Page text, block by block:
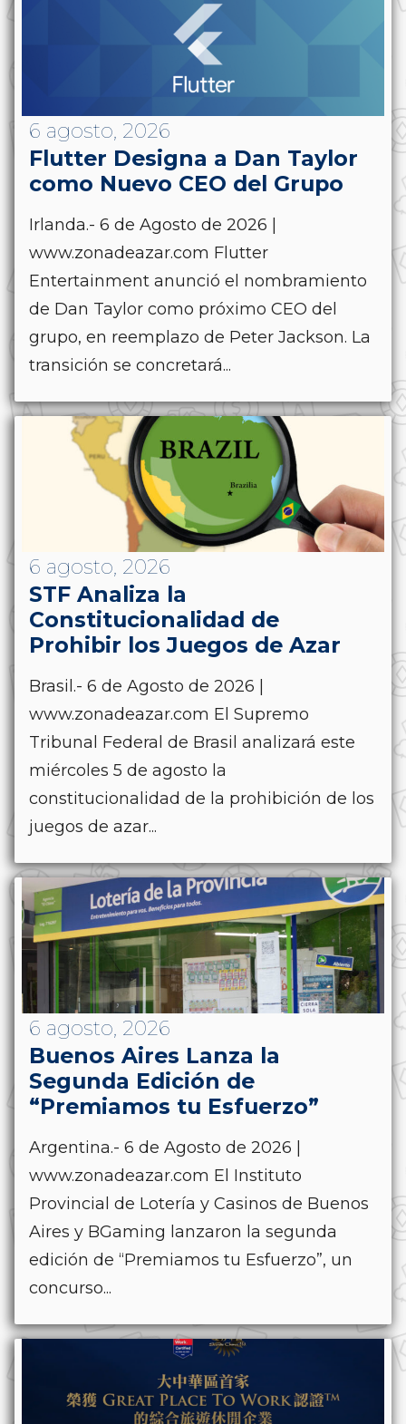
6 agosto, 2026
Flutter Designa a Dan Taylor
como Nuevo CEO del Grupo
Irlanda.- 6 de Agosto de 2026 |
www.zonadeazar.com Flutter
Entertainment anunció el nombramiento
de Dan Taylor como próximo CEO del
grupo, en reemplazo de Peter Jackson. La
transición se concretará...
6 agosto, 2026
STF Analiza la
Constitucionalidad de
Prohibir los Juegos de Azar
Brasil.- 6 de Agosto de 2026 |
www.zonadeazar.com El Supremo
Tribunal Federal de Brasil analizará este
miércoles 5 de agosto la
constitucionalidad de la prohibición de los
juegos de azar...
6 agosto, 2026
Buenos Aires Lanza la
Segunda Edición de
“Premiamos tu Esfuerzo”
Argentina.- 6 de Agosto de 2026 |
www.zonadeazar.com El Instituto
Provincial de Lotería y Casinos de Buenos
Aires y BGaming lanzaron la segunda
edición de “Premiamos tu Esfuerzo”, un
concurso...